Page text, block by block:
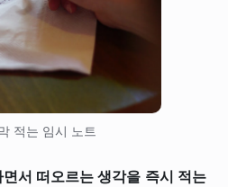
적는 임시 노트
서 떠오르는 생각을 즉시 적는